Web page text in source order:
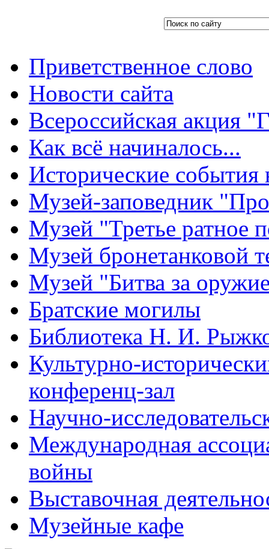
Приветственное слово
Новости сайта
Всероссийская акция
Как всё начиналось...
Исторические
Музей-заповедник
Музей "Третье ратное
Музей бронетанковой
Музей "Битва за
Братские могилы
Библиотека Н. И.
Культурно-
конференц-зал
Научно-
Международная
войны
Выставочная
Музейные кафе